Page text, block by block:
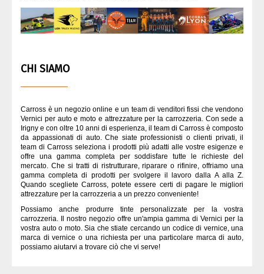
CHI SIAMO
Carross è un negozio online e un team di venditori fissi che vendono
Vernici per auto e moto e attrezzature per la carrozzeria. Con sede a
Irigny e con oltre 10 anni di esperienza, il team di Carross è composto
da appassionati di auto. Che siate professionisti o clienti privati, il
team di Carross seleziona i prodotti più adatti alle vostre esigenze e
offre una gamma completa per soddisfare tutte le richieste del
mercato. Che si tratti di ristrutturare, riparare o rifinire, offriamo una
gamma completa di prodotti per svolgere il lavoro dalla A alla Z.
Quando scegliete Carross, potete essere certi di pagare le migliori
attrezzature per la carrozzeria a un prezzo conveniente!
Possiamo anche produrre tinte personalizzate per la vostra
carrozzeria. Il nostro negozio offre un'ampia gamma di Vernici per la
vostra auto o moto. Sia che stiate cercando un codice di vernice, una
marca di vernice o una richiesta per una particolare marca di auto,
possiamo aiutarvi a trovare ciò che vi serve!